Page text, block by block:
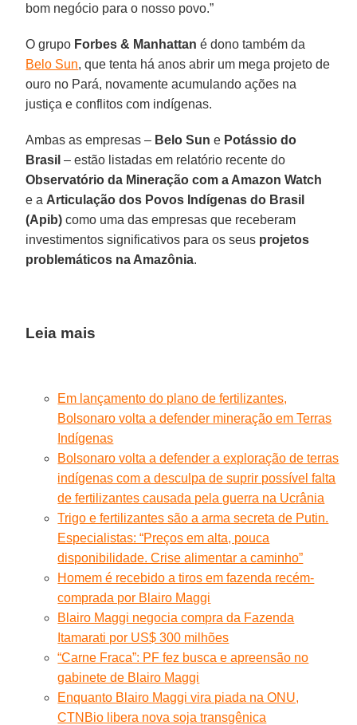
bom negócio para o nosso povo.”
O grupo Forbes & Manhattan é dono também da
Belo Sun, que tenta há anos abrir um mega projeto de
ouro no Pará, novamente acumulando ações na
justiça e conflitos com indígenas.
Ambas as empresas – Belo Sun e Potássio do
Brasil – estão listadas em relatório recente do
Observatório da Mineração com a Amazon Watch
e a Articulação dos Povos Indígenas do Brasil
(Apib) como uma das empresas que receberam
investimentos significativos para os seus projetos
problemáticos na Amazônia.
Leia mais
Em lançamento do plano de fertilizantes,
Bolsonaro volta a defender mineração em Terras
Indígenas
Bolsonaro volta a defender a exploração de terras
indígenas com a desculpa de suprir possível falta
de fertilizantes causada pela guerra na Ucrânia
Trigo e fertilizantes são a arma secreta de Putin.
Especialistas: “Preços em alta, pouca
disponibilidade. Crise alimentar a caminho”
Homem é recebido a tiros em fazenda recém-
comprada por Blairo Maggi
Blairo Maggi negocia compra da Fazenda
Itamarati por US$ 300 milhões
“Carne Fraca”: PF fez busca e apreensão no
gabinete de Blairo Maggi
Enquanto Blairo Maggi vira piada na ONU,
CTNBio libera nova soja transgênica